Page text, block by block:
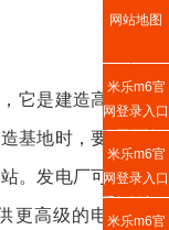
它是建造高
基地时，要
。发电厂可
更高级的电
网站地图
米乐m6官
网登录入口
网页版
米乐m6官
网登录入口
手机版入口
米乐m6官